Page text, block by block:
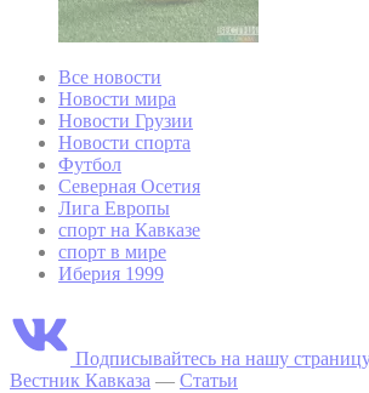
Все новости
Новости мира
Новости Грузии
Новости спорта
Футбол
Северная Осетия
Лига Европы
спорт на Кавказе
спорт в мире
Иберия 1999
Подписывайтесь на нашу
Вестник Кавказа — Статьи